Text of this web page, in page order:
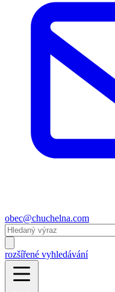
obec@chuchelna.com
rozšířené vyhledávání